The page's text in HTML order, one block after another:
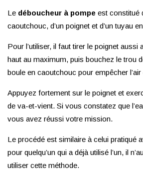
Le déboucheur à pompe est constitué
caoutchouc, d’un poignet et d’un tuyau
Pour l’utiliser, il faut tirer le poignet aussi
haut au maximum, puis bouchez le trou
boule en caoutchouc pour empêcher l’air
Appuyez fortement sur le poignet et
de va-et-vient. Si vous constatez que
vous avez réussi votre mission.
Le procédé est similaire à celui pratiqué
pour quelqu’un qui a déjà utilisé l’un, il
utiliser cette méthode.